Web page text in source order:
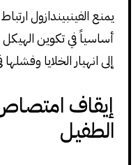
يمنع الفينبيندازول
أساسياً في تكوين
إلى انهيار الخلايا
إيقاف
الطفيل